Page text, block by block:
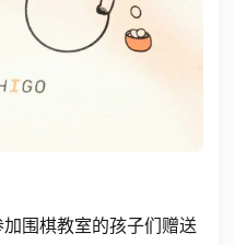
围棋教室的孩子们赠送